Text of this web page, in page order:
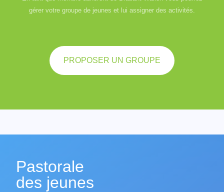
gérer votre groupe de jeunes et lui assigner des activités.
PROPOSER UN GROUPE
Pastorale
des jeunes